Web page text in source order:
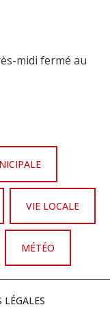
midi fermé au
VIE LOCALE
MÉTÉO